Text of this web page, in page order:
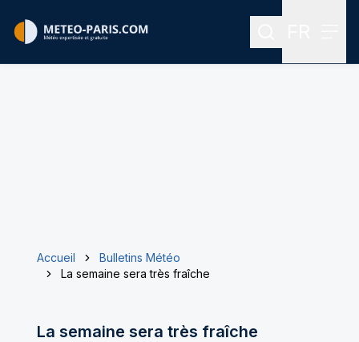
Rechercher
Accueil
Bulletins Météo
La semaine sera très fraîche
La semaine sera très fraîche